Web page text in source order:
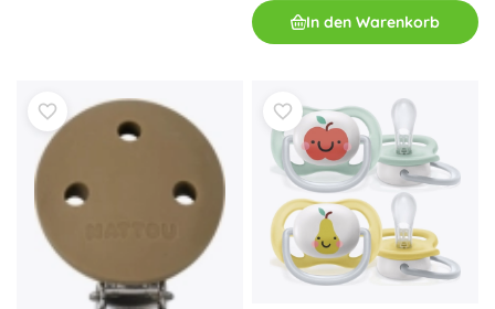
In den Warenkorb